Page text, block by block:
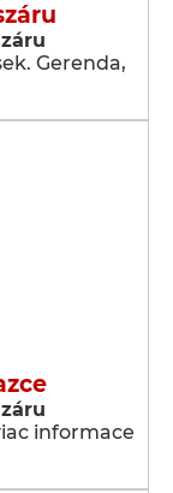
Gerenda,
informace